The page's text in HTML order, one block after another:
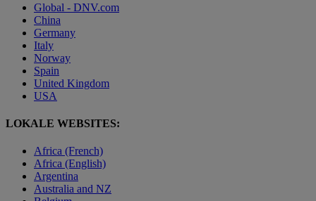
Global - DNV.com
China
Germany
Italy
Norway
Spain
United Kingdom
USA
LOKALE WEBSITES:
Africa (French)
Africa (English)
Argentina
Australia and NZ